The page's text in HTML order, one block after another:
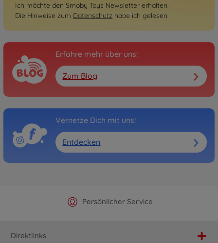
Ich möchte den Smoby Toys Newsletter erhalten.
Die Hinweise zum Datenschutz habe ich gelesen.
Erfahre mehr über uns!
Zum Blog
Vernetze Dich mit uns!
Entdecken
Offizieller Hersteller Shop
Persönlicher Service
Versandkostenfrei ab 25€
Schnelle Lieferung
Direktlinks